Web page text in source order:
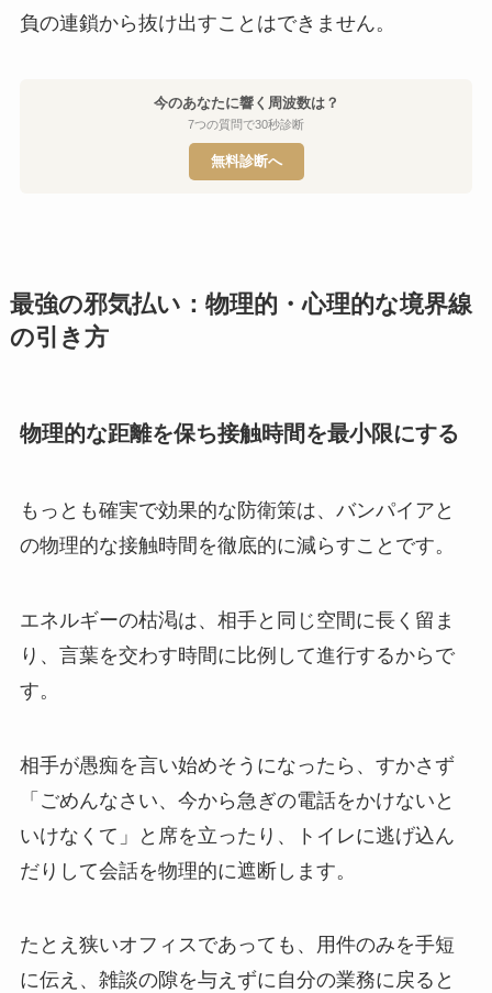
負の連鎖から抜け出すことはできません。
今のあなたに響く周波数は？
7つの質問で30秒診断
無料診断へ
最強の邪気払い：物理的・心理的な境界線
の引き方
物理的な距離を保ち接触時間を最小限にする
もっとも確実で効果的な防衛策は、バンパイアと
の物理的な接触時間を徹底的に減らすことです。
エネルギーの枯渇は、相手と同じ空間に長く留ま
り、言葉を交わす時間に比例して進行するからで
す。
相手が愚痴を言い始めそうになったら、すかさず
「ごめんなさい、今から急ぎの電話をかけないと
いけなくて」と席を立ったり、トイレに逃げ込ん
だりして会話を物理的に遮断します。
たとえ狭いオフィスであっても、用件のみを手短
に伝え、雑談の隙を与えずに自分の業務に戻ると